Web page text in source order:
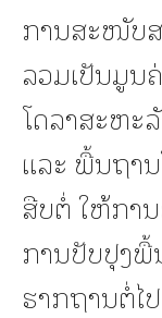
ການສະໜັບ
ລວມເປັນມູນ
ໂດລາສະຫະ
ແລະ ພື້ນຖານ
ສືບຕໍ່ ໃຫ້ກາ
ການປັບປຸງພື້
ຮາກຖານຕໍ່ໄ